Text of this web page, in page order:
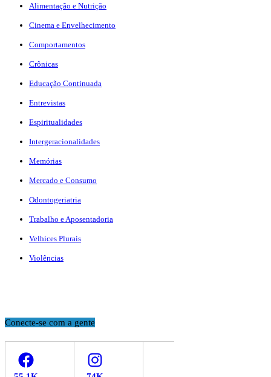
Alimentação e Nutrição
Cinema e Envelhecimento
Comportamentos
Crônicas
Educação Continuada
Entrevistas
Espiritualidades
Intergeracionalidades
Memórias
Mercado e Consumo
Odontogeriatria
Trabalho e Aposentadoria
Velhices Plurais
Violências
Conecte-se com a gente
Facebook Instagram